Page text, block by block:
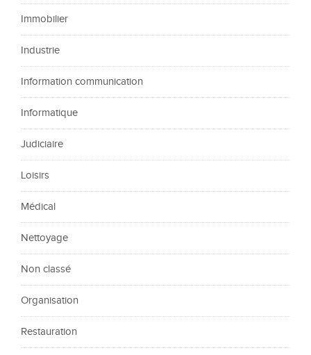
Immobilier
Industrie
Information communication
Informatique
Judiciaire
Loisirs
Médical
Nettoyage
Non classé
Organisation
Restauration